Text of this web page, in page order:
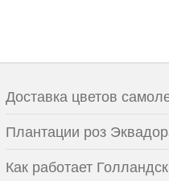
Доставка цветов
Плантации роз
Как работает